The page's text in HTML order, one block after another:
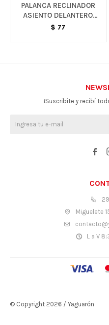
PALANCA RECLINADOR
ASIENTO DELANTERO
IZQUIERDO - S10
$ 77
Miguelete
L a V
¡Suscribite y recibí

© Copyright 2026 / Yaguarón